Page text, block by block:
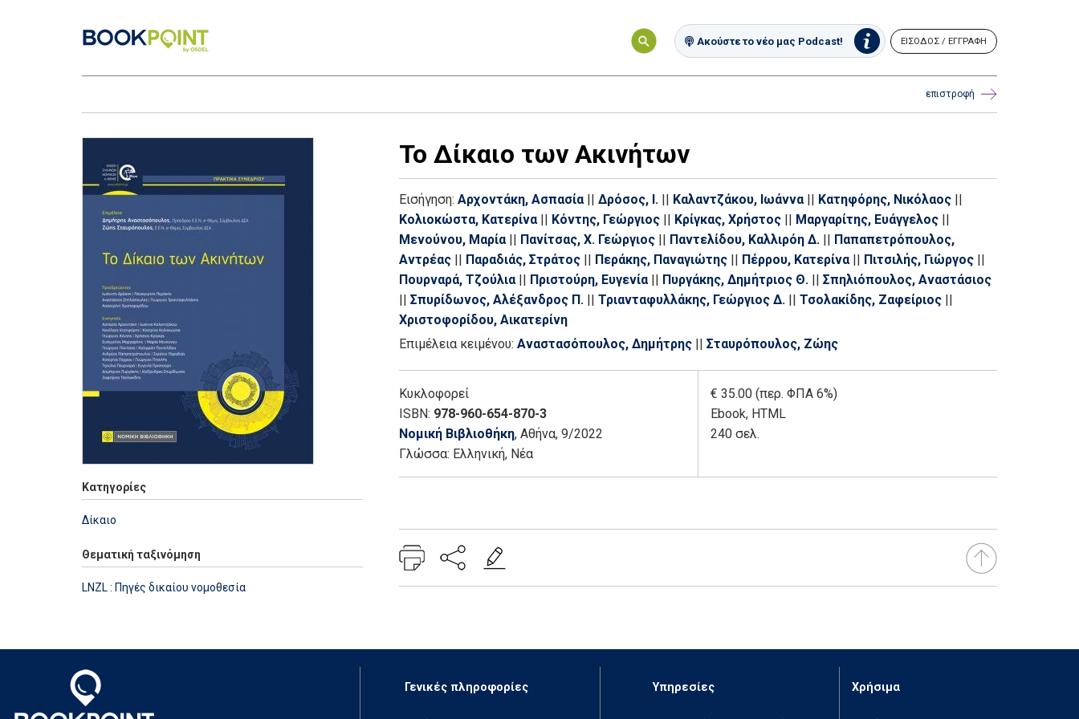
Ακούστε το νέο μας Podcast! ΕΙΣΟΔΟΣ / ΕΓΓΡΑΦΗ
επιστροφή
Κατηγορίες
Δίκαιο
Θεματική ταξινόμηση
LNZL : Πηγές δικαίου νομοθεσία
Το Δίκαιο των Ακινήτων
Εισήγηση: Αρχοντάκη, Ασπασία || Δρόσος, Ι. || Καλαντζάκου, Ιωάννα || Κατηφόρης, Νικόλαος ||
Κολιοκώστα, Κατερίνα || Κόντης, Γεώργιος || Κρίγκας, Χρήστος || Μαργαρίτης, Ευάγγελος ||
Μενούνου, Μαρία || Πανίτσας, Χ. Γεώργιος || Παντελίδου, Καλλιρόη Δ. || Παπαπετρόπουλος,
Αντρέας || Παραδιάς, Στράτος || Περάκης, Παναγιώτης || Πέρρου, Κατερίνα || Πιτσιλής, Γιώργος ||
Πουρναρά, Τζούλια || Πριστούρη, Ευγενία || Πυργάκης, Δημήτριος Θ. || Σπηλιόπουλος, Αναστάσιος
|| Σπυρίδωνος, Αλέξανδρος Π. || Τριανταφυλλάκης, Γεώργιος Δ. || Τσολακίδης, Ζαφείριος ||
Χριστοφορίδου, Αικατερίνη
Επιμέλεια κειμένου: Αναστασόπουλος, Δημήτρης || Σταυρόπουλος, Ζώης
Κυκλοφορεί
ISBN: 978-960-654-870-3
Νομική Βιβλιοθήκη, Αθήνα, 9/2022
Γλώσσα: Ελληνική, Νέα
€ 35.00 (περ. ΦΠΑ 6%)
Ebook, HTML
240 σελ.
Γενικές πληροφορίες Υπηρεσίες Χρήσιμα